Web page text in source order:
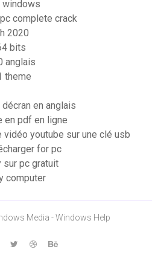
windows
complete crack
2020
bits
anglais
theme
en anglais
en pdf en ligne
vidéo youtube sur une clé usb
for pc
sur pc gratuit
computer
Media - Windows Help